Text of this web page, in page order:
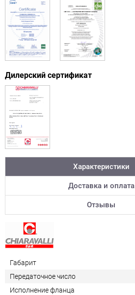
Дилерский сертификат
Характеристики
Доставка и оплата
Отзывы
Габарит
Передаточное число
Исполнение фланца